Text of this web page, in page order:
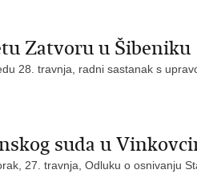
Zatvoru u Šibeniku
28. travnja, radni sastanak s
suda u
27. travnja, Odluku o osnivanju